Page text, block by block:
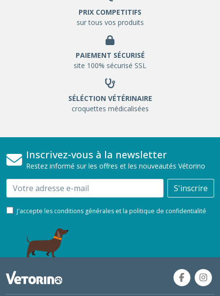
PRIX COMPETITIFS
sur tous vos produits
PAIEMENT SÉCURISÉ
site 100% sécurisé SSL
SÉLÉCTION VÉTÉRINAIRE
croquettes médicalisées
Inscrivez-vous à la newsletter
Restez informé sur les offres et les nouveautés Vétorino
Email S'inscrire
J'accepte les conditions générales et la politique de confidentialité